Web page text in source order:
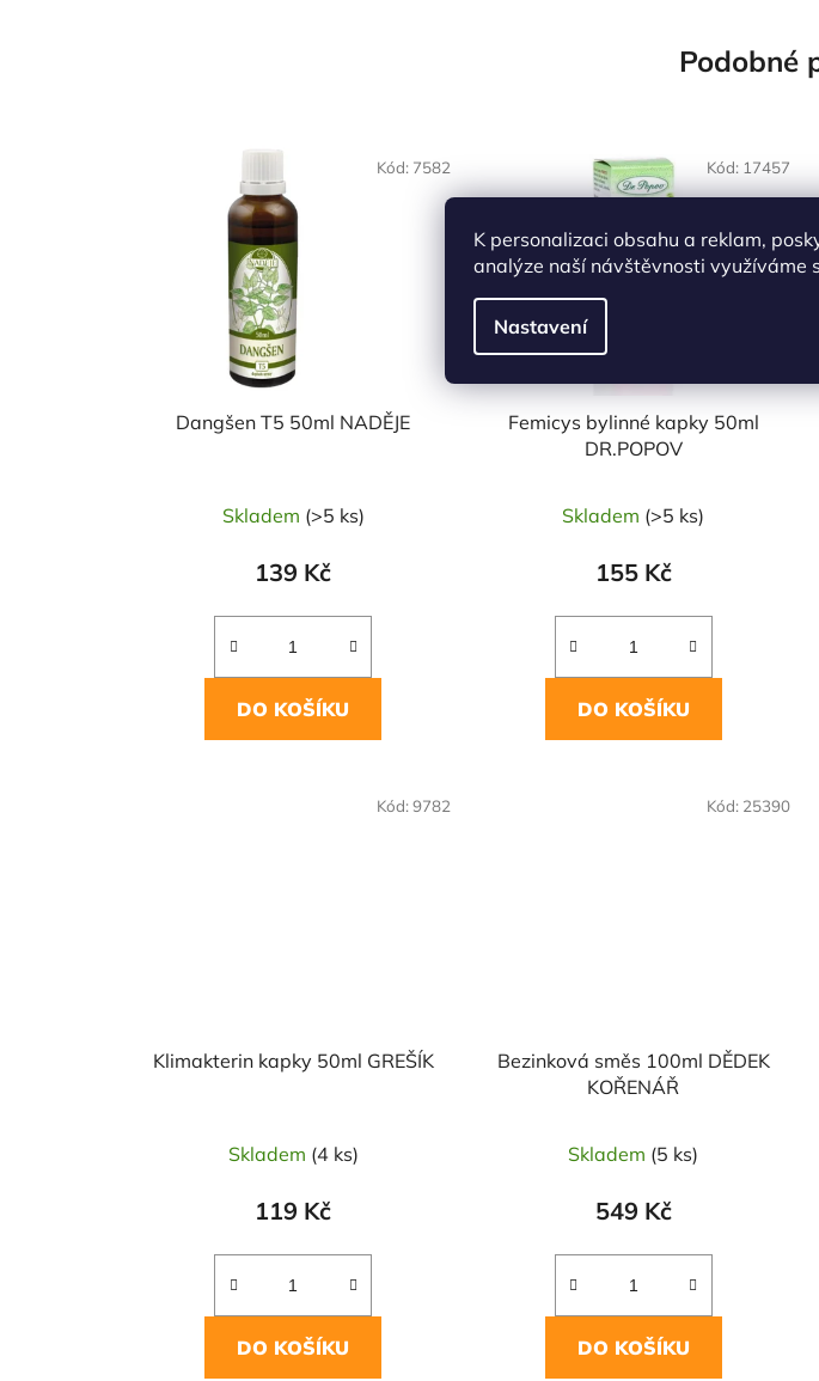
K personalizaci obsahu a reklam,
analýze naší návštěvnosti využíváme
Nastavení
Podobné
Dangšen T5 50ml NADĚJE
Skladem (>5 ks)
139 Kč
DO KOŠÍKU
Kód: 7582
Femicys bylinné kapky 50ml
DR.POPOV
Skladem (>5 ks)
155 Kč
DO KOŠÍKU
Kód: 17457
Klimakterin kapky 50ml GREŠÍK
Skladem (4 ks)
119 Kč
DO KOŠÍKU
Kód: 9782
Bezinková směs 100ml DĚDEK
KOŘENÁŘ
Skladem (5 ks)
549 Kč
DO KOŠÍKU
Kód: 25390